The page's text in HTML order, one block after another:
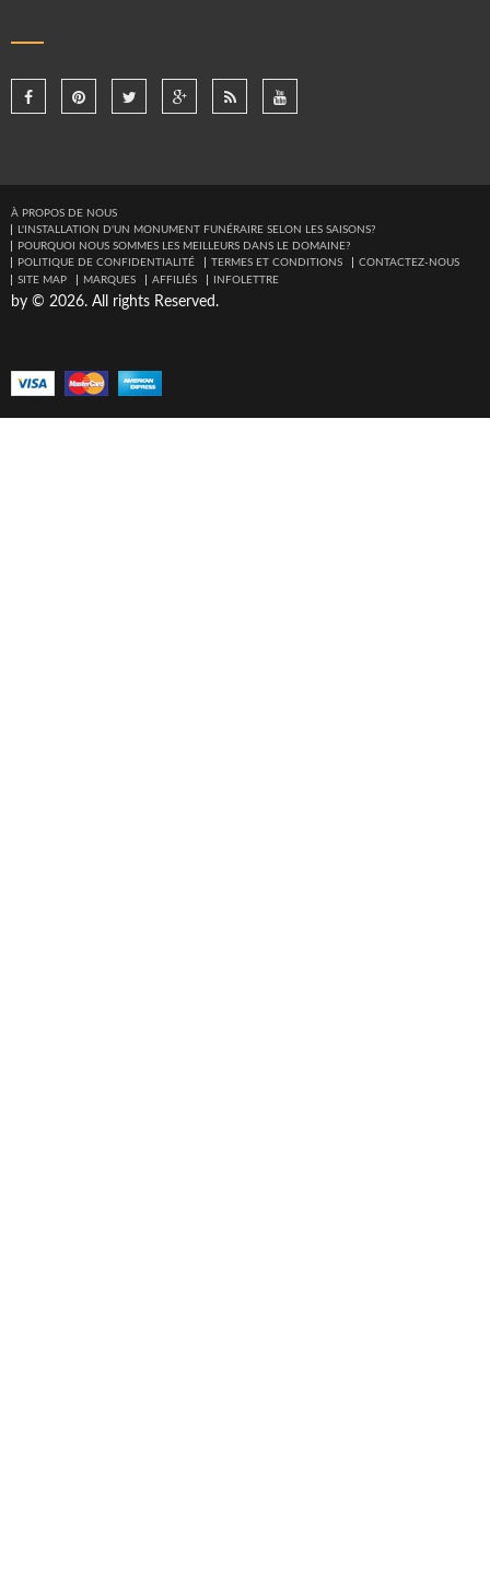
À PROPOS DE NOUS
L'INSTALLATION D'UN MONUMENT FUNÉRAIRE SELON LES SAISONS?
POURQUOI NOUS SOMMES LES MEILLEURS DANS LE DOMAINE?
POLITIQUE DE CONFIDENTIALITÉ
TERMES ET CONDITIONS
CONTACTEZ-NOUS
SITE MAP
MARQUES AFFILIÉS INFOLETTRE
by © 2026. All rights Reserved.